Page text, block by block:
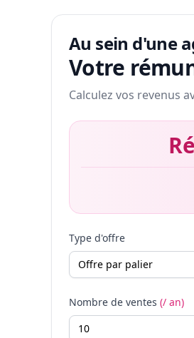
Au sein d'une
Votre
Calculez vos revenus
Type d'offre
Nombre de ventes (/ an)